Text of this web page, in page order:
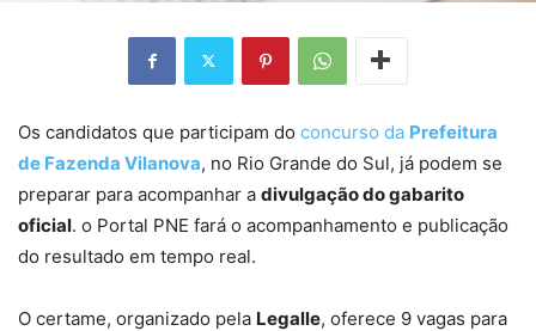
Os candidatos que participam do concurso da Prefeitura
de Fazenda Vilanova, no Rio Grande do Sul, já podem se
preparar para acompanhar a divulgação do gabarito
oficial. o Portal PNE fará o acompanhamento e publicação
do resultado em tempo real.
O certame, organizado pela Legalle, oferece 9 vagas para